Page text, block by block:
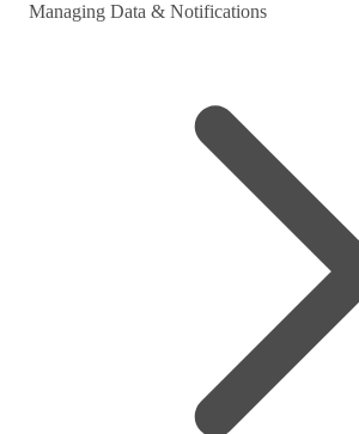
Managing Data & Notifications